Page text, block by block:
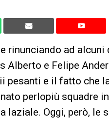
rinunciando ad alcuni
e Felipe
pesanti e il fatto che
perlopiù squadre
laziale. Oggi, però, le